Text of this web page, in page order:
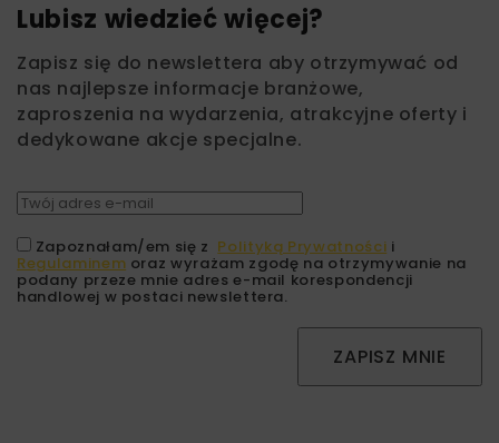
Lubisz wiedzieć więcej?
Zapisz się do newslettera aby otrzymywać od
nas najlepsze informacje branżowe,
zaproszenia na wydarzenia, atrakcyjne oferty i
dedykowane akcje specjalne.
Zapoznałam/em się z Polityką Prywatności i
Regulaminem oraz wyrażam zgodę na otrzymywanie na
podany przeze mnie adres e-mail korespondencji
handlowej w postaci newslettera.
ZAPISZ MNIE